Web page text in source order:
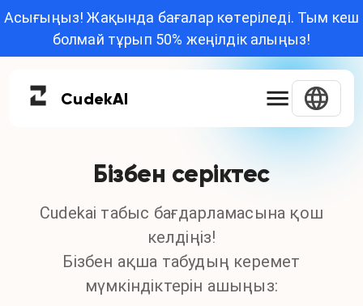
Асығыңыз! Жақында бағалар көтеріледі. Тым кеш
болмай тұрып 50% жеңілдік алыңыз!
CudekAI
Бізбен серіктес
Cudekai табыс бағдарламасына қош
келдіңіз!
Бізбен ақша табудың керемет
мүмкіндіктерін ашыңыз: